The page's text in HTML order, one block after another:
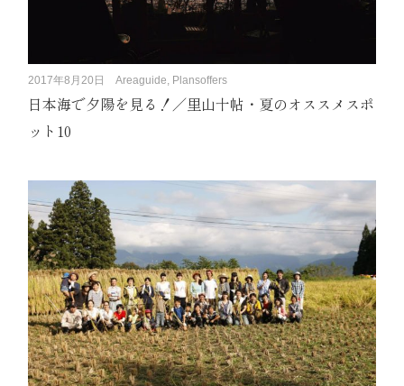
2017年8月20日 Areaguide, Plansoffers
日本海で夕陽を見る！／里山十帖・夏のオススメスポ
ット10